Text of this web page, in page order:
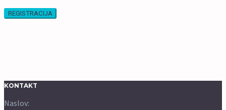
REGISTRACIJA
KONTAKT
Naslov: